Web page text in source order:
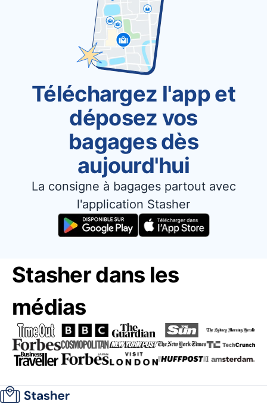
Téléchargez l'app et
déposez vos
bagages dès
aujourd'hui
La consigne à bagages partout avec
l'application Stasher
Stasher dans les
médias